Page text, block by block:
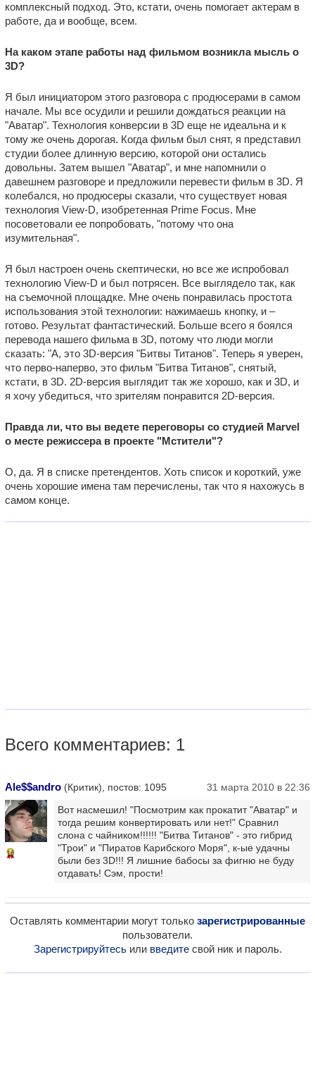
комплексный подход. Это, кстати, очень помогает актерам в
работе, да и вообще, всем.
На каком этапе работы над фильмом возникла мысль о
3D?
Я был инициатором этого разговора с продюсерами в самом
начале. Мы все осудили и решили дождаться реакции на
"Аватар". Технология конверсии в 3D еще не идеальна и к
тому же очень дорогая. Когда фильм был снят, я представил
студии более длинную верcию, которой они остались
довольны. Затем вышел "Аватар", и мне напомнили о
давешнем разговоре и предложили перевести фильм в 3D. Я
колебался, но продюсеры сказали, что существует новая
технология View-D, изобретенная Prime Focus. Мне
посоветовали ее попробовать, "потому что она
изумительная".
Я был настроен очень скептически, но все же испробовал
технологию View-D и был потрясен. Все выглядело так, как
на съемочной площадке. Мне очень понравилась простота
использования этой технологии: нажимаешь кнопку, и –
готово. Результат фантастический. Больше всего я боялся
перевода нашего фильма в 3D, потому что люди могли
сказать: "А, это 3D-версия "Битвы Титанов". Теперь я уверен,
что перво-наперво, это фильм "Битва Титанов", снятый,
кстати, в 3D. 2D-версия выглядит так же хорошо, как и 3D, и
я хочу убедиться, что зрителям понравится 2D-версия.
Правда ли, что вы ведете переговоры со студией Marvel
о месте режиссера в проекте "Мстители"?
О, да. Я в списке претендентов. Хоть список и короткий, уже
очень хорошие имена там перечислены, так что я нахожусь в
самом конце.
Всего комментариев: 1
Ale$$andro (Критик), постов: 1095 31 марта 2010 в 22:36
16
Вот насмешил! "Посмотрим как прокатит "Аватар" и
тогда решим конвертировать или нет!" Сравнил
слона с чайником!!!!!! "Битва Титанов" - это гибрид
"Трои" и "Пиратов Карибского Моря", к-ые удачны
были без 3D!!! Я лишние бабосы за фигню не буду
отдавать! Сэм, прости!
Оставлять комментарии могут только зарегистрированные
пользователи.
Зарегистрируйтесьили введитесвой ник и пароль.